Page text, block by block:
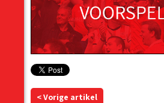
< Vorige artikel